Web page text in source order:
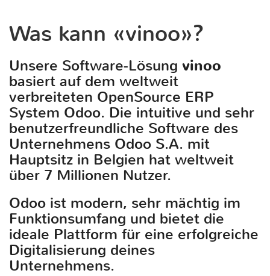
Was kann «vinoo»?
Unsere Software-Lösung vinoo
basiert auf dem weltweit
verbreiteten OpenSource ERP
System Odoo. Die intuitive und sehr
benutzerfreundliche Software des
Unternehmens Odoo S.A. mit
Hauptsitz in Belgien hat weltweit
über 7 Millionen Nutzer.
Odoo ist modern, sehr mächtig im
Funktionsumfang und bietet die
ideale Plattform für eine erfolgreiche
Digitalisierung deines
Unternehmens.